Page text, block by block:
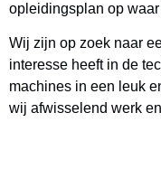
opleidingsplan op
Wij zijn op zoek naar
interesse heeft in de
machines in een leuk
wij afwisselend werk